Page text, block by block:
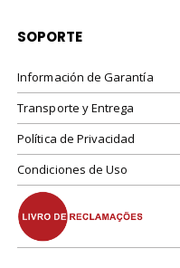
SOPORTE
Información de Garantía
Transporte y Entrega
Política de Privacidad
Condiciones de Uso